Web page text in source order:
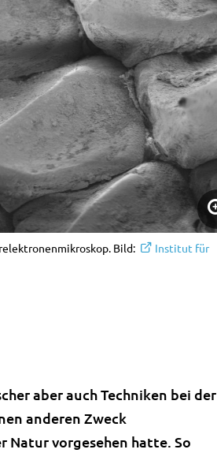
Bild:
Institut für
aber auch Techniken bei der
anderen Zweck
vorgesehen hatte. So